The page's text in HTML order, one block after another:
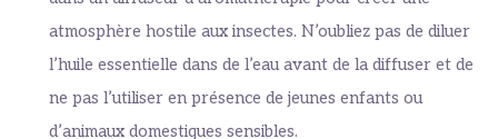
atmosphère hostile aux insectes. N’oubliez pas de diluer
l’huile essentielle dans de l’eau avant de la diffuser et de
ne pas l’utiliser en présence de jeunes enfants ou
d’animaux domestiques sensibles.